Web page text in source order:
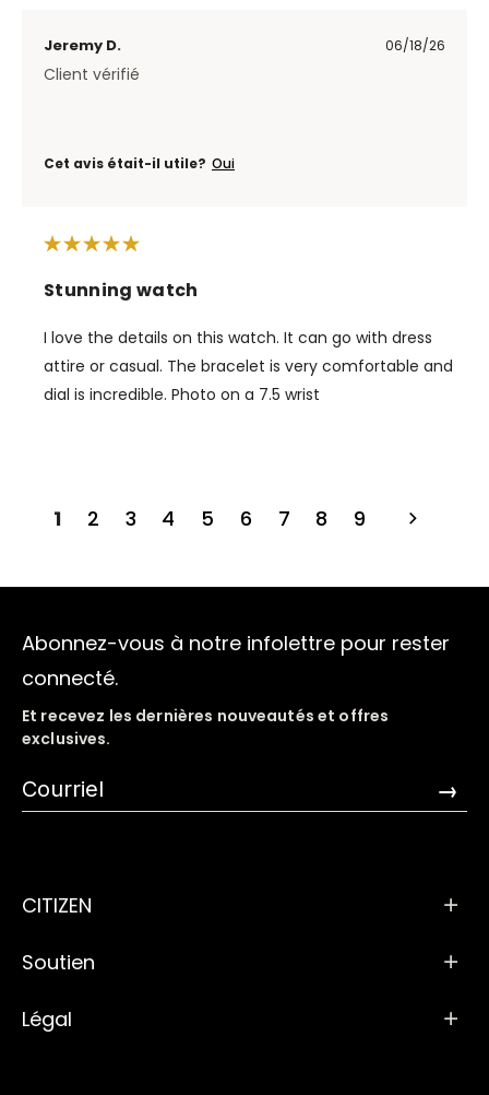
Jeremy D. 06/18/26
Client vérifié
Cet avis était-il utile? Oui
Stunning watch
I love the details on this watch. It can go with dress
attire or casual. The bracelet is very comfortable and
dial is incredible. Photo on a 7.5 wrist
1 2 3 4 5 6 7 8 9
Abonnez-vous à notre infolettre pour rester
connecté.
Et recevez les dernières nouveautés et offres
exclusives.
→
CITIZEN
Soutien
Légal